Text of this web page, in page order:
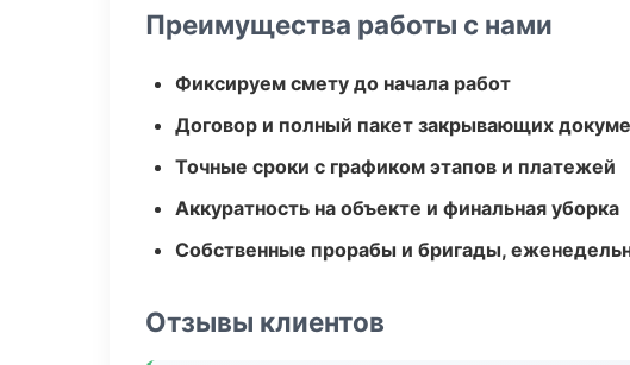
Преимущества работы с нами
Фиксируем смету до начала работ
Договор и полный пакет закрывающих
Точные сроки с графиком этапов и платежей
Аккуратность на объекте и финальная уборка
Собственные прорабы и бригады,
Отзывы клиентов